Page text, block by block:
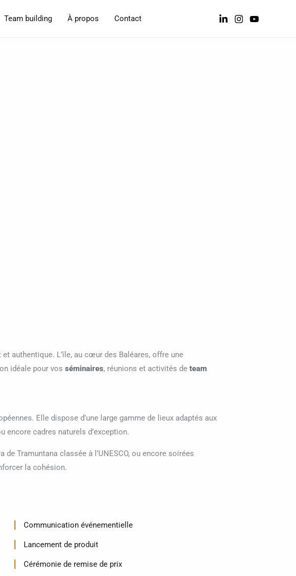
Team building À propos Contact
authentique. L’île, au cœur des Baléares, offre une
idéale pour vos séminaires, réunions et activités de team
Elle dispose d’une large gamme de lieux adaptés aux
encore cadres naturels d’exception.
Tramuntana classée à l’UNESCO, ou encore soirées
la cohésion.
Communication événementielle
Lancement de produit
Cérémonie de remise de prix